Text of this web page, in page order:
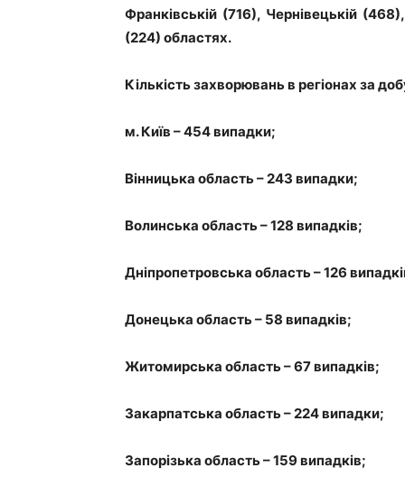
Франківській (716), Чернівецькій
(224) областях.
Кількість захворювань в регіонах за
м. Київ – 454 випадки;
Вінницька область – 243 випадки;
Волинська область – 128 випадків;
Дніпропетровська область – 126
Донецька область – 58 випадків;
Житомирська область – 67 випадків;
Закарпатська область – 224 випадки;
Запорізька область – 159 випадків;